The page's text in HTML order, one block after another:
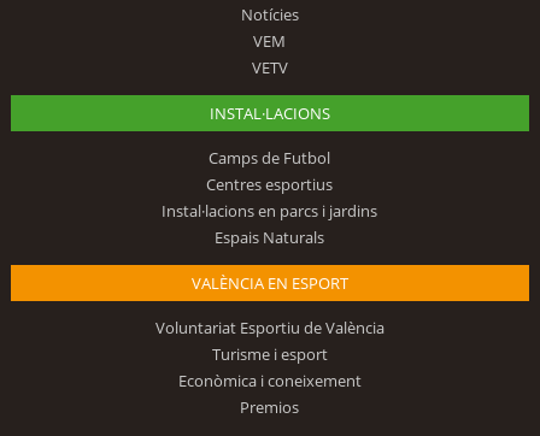
Notícies
VEM
VETV
INSTAL·LACIONS
Camps de Futbol
Centres esportius
Instal·lacions en parcs i jardins
Espais Naturals
VALÈNCIA EN ESPORT
Voluntariat Esportiu de València
Turisme i esport
Econòmica i coneixement
Premios